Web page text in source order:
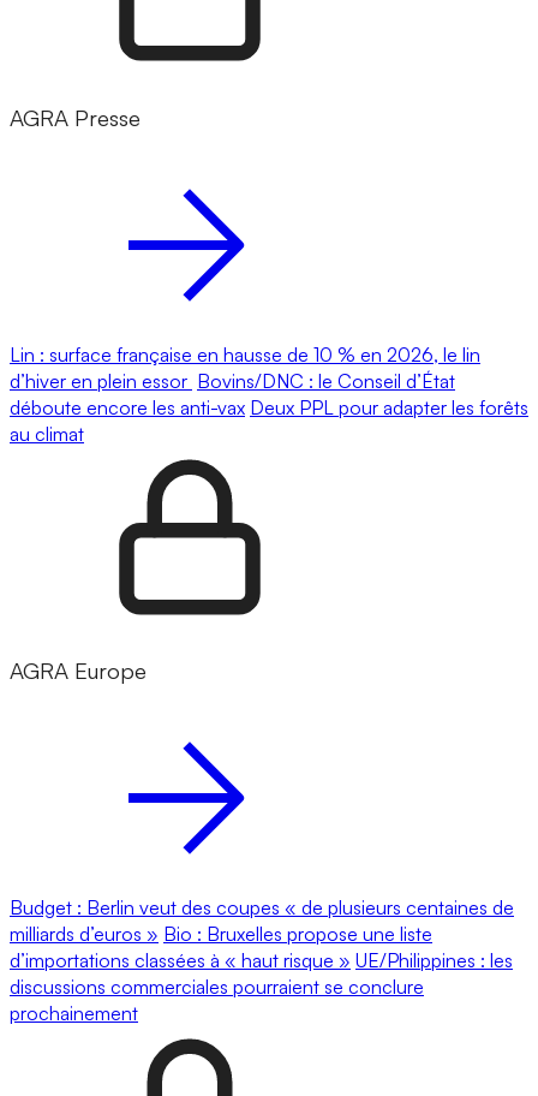
AGRA Presse
Lin : surface française en hausse de 10 % en 2026, le lin
d’hiver en plein essor Bovins/DNC : le Conseil d’État
déboute encore les anti-vax Deux PPL pour adapter les forêts
au climat
AGRA Europe
Budget : Berlin veut des coupes « de plusieurs centaines de
milliards d’euros » Bio : Bruxelles propose une liste
d’importations classées à « haut risque » UE/Philippines : les
discussions commerciales pourraient se conclure
prochainement